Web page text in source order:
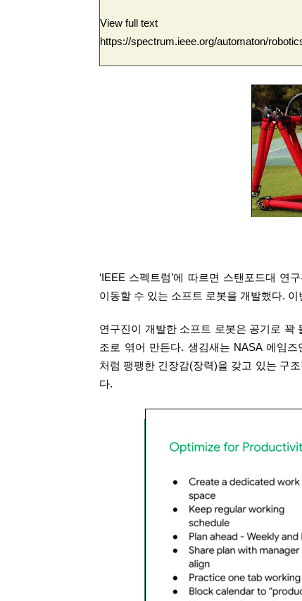
View full text
https://spectrum.ieee.org/automaton/
‘IEEE 스펙트럼’에 따르면 스탠포드대 연
이동할 수 있는 소프트 로봇을 개발했다. 이
연구진이 개발한 소프트 로봇은 공기로 꽉
조로 엮어 만든다. 생김새는 NASA 에임
처럼 팽팽한 긴장감(장력)을 갖고 있는 구
다.